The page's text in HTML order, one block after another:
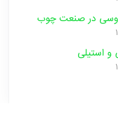
روسی در صنعت ‌چوب
و‌ استیلی